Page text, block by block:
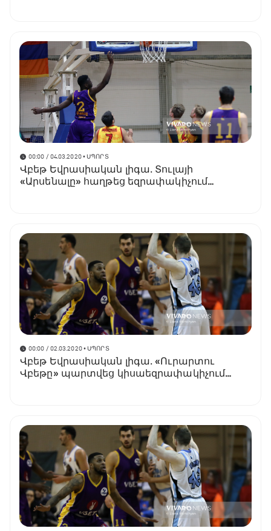
00:00 / 04.03.2020• ՍՊՈՐՏ
Վբեթ Եվրասիական լիգա․ Տուլայի
«Արսենալը» հաղթեց եզրափակիչում
00:00 / 02.03.2020• ՍՊՈՐՏ
Վբեթ Եվրասիական լիգա․ «Ուրարտու
Վբեթը» պարտվեց կիսաեզրափակիչում